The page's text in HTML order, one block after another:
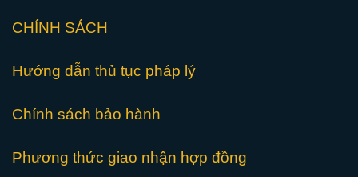
CHÍNH SÁCH
Hướng dẫn thủ tục pháp lý
Chính sách bảo hành
Phương thức giao nhận hợp đồng